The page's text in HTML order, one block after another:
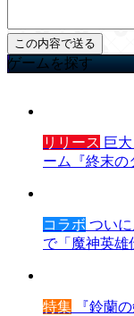
ゲームを探す
リリース 巨
ーム『終末の
コラボ つい
で「魔神英雄
特集 『鈴蘭